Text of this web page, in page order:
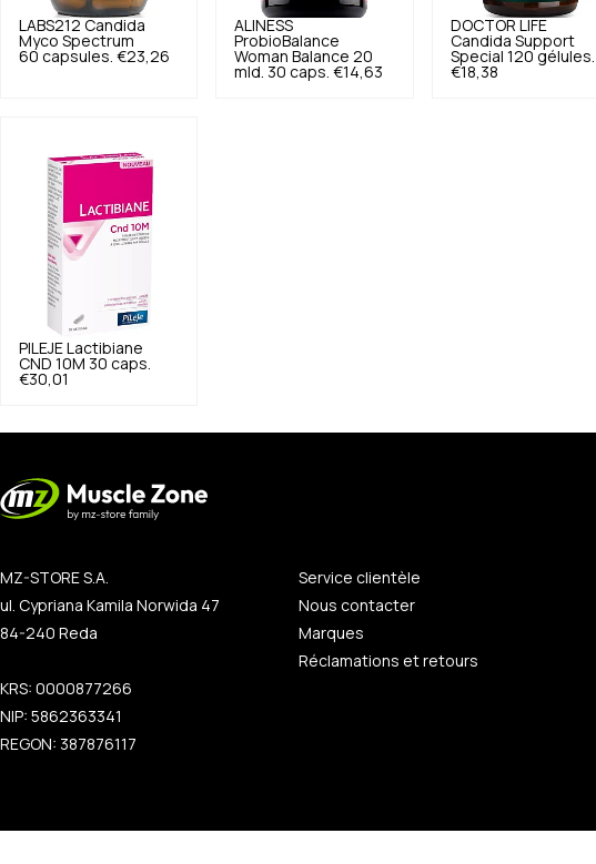
LABS212 Candida
Myco Spectrum
60 capsules. €23,26
ALINESS
ProbioBalance
Woman Balance 20
mld. 30 caps. €14,63
DOCTOR LIFE
Candida Support
Special 120 gélules.
€18,38
PILEJE
Lactibiane
CND 10M 30 caps.
€30,01
MZ-STORE S.A.
ul. Cypriana Kamila Norwida 47
84-240 Reda
KRS: 0000877266
NIP: 5862363341
REGON: 387876117
Service clientèle
Nous contacter
Marques
Réclamations et retours